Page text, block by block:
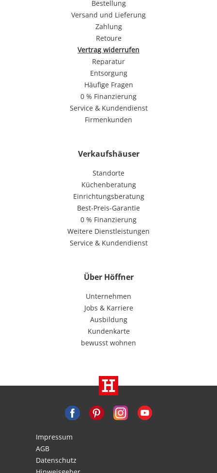
Bestellung
Versand und Lieferung
Zahlung
Retoure
Vertrag widerrufen
Reparatur
Entsorgung
Häufige Fragen
0 % Finanzierung
Service & Kundendienst
Firmenkunden
Verkaufshäuser
Standorte
Küchenberatung
Einrichtungsberatung
Best-Preis-Garantie
0 % Finanzierung
Weitere Dienstleistungen
Service & Kundendienst
Über Höffner
Unternehmen
Jobs & Karriere
Ausbildung
Kundenkarte
bewusst wohnen
Impressum
AGB
Datenschutz